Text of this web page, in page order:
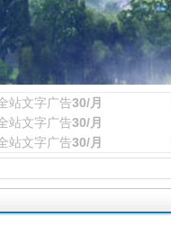
站文字广告30/月
站文字广告30/月
站文字广告30/月